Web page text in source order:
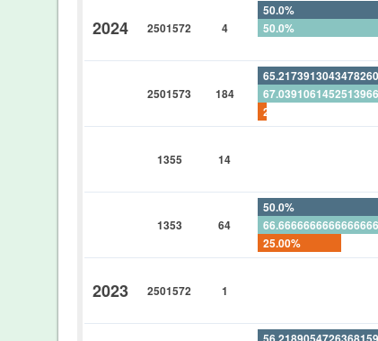
2024 2501572 4
50.0%
50.0%
2501573 184
1355 14
1353 64
50.0%
25.00%
2023 2501572 1